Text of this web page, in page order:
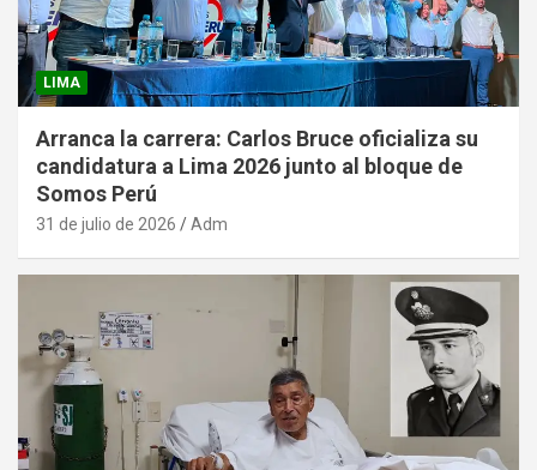
LIMA
Arranca la carrera: Carlos Bruce oficializa su
candidatura a Lima 2026 junto al bloque de
Somos Perú
31 de julio de 2026 Adm